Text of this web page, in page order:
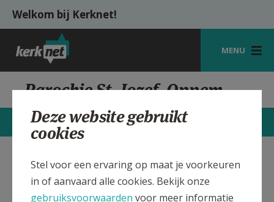
Overslaan en naar de inhoud gaan
Welkom bij Kerknet!
MENU
STARTPAGINA
KERK
VIERINGEN
SHOP
ZOEKEN
Parochie St. Jozef, Oppem
CONTACTEN MEER
Verbergen
Sint Jozef kerk Oppem
Deze website gebruikt
cookies
Stel voor een ervaring op maat je voorkeuren
in of aanvaard alle cookies. Bekijk onze
gebruiksvoorwaarden voor meer informatie